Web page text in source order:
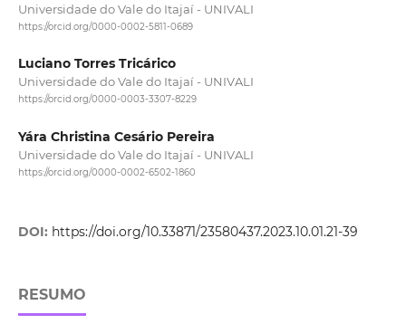
Universidade do Vale do Itajaí­ - UNIVALI
https://orcid.org/0000-0002-5811-0689
Luciano Torres Tricárico
Universidade do Vale do Itajaí - UNIVALI
https://orcid.org/0000-0003-3307-8229
Yára Christina Cesário Pereira
Universidade do Vale do Itajaí - UNIVALI
https://orcid.org/0000-0002-6502-1860
DOI: https://doi.org/10.33871/23580437.2023.10.01.21-39
RESUMO